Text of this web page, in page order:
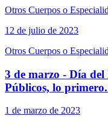
Otros Cuerpos o
12 de julio de 2023
Otros Cuerpos o
3 de marzo - Día
Públicos, lo
1 de marzo de 2023